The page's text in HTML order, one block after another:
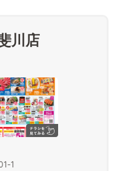
川店
1